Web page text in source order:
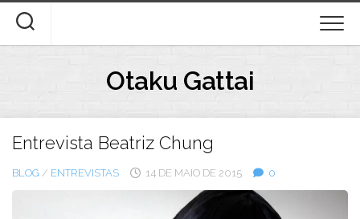
content
Otaku Gattai
Entrevista Beatriz Chung
BLOG / ENTREVISTAS 14 DE MAIO DE 2015 0